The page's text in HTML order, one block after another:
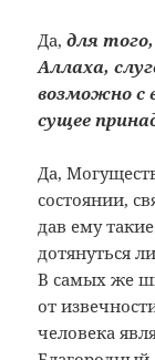
Да,для
Аллаха,
возможно с
сущее
Да,
состоянии,
дав ему
дотянуться
В самых же
от
человека